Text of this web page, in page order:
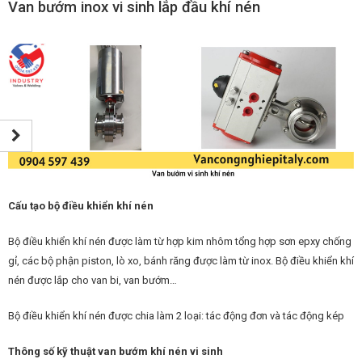
Van bướm inox vi sinh lắp đầu khí nén
Cấu tạo bộ điều khiển khí nén
Bộ điều khiển khí nén được làm từ hợp kim nhôm tổng hợp sơn epxy chống
gỉ, các bộ phận piston, lò xo, bánh răng được làm từ inox. Bộ điều khiển khí
nén được lắp cho van bi, van bướm…
Bộ điều khiển khí nén được chia làm 2 loại: tác động đơn và tác động kép
Thông số kỹ thuật van bướm khí nén vi sinh